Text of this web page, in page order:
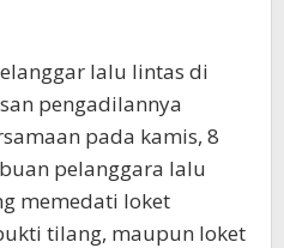
lalu lintas di
pengadilannya
pada kamis, 8
pelanggara lalu
memedati loket
tilang, maupun loket